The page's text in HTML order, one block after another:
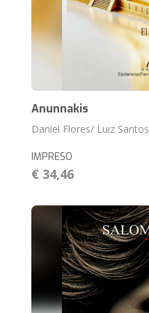
Anunnakis
Daniel Flores/ Luiz Santos
IMPRESO
€ 34,46